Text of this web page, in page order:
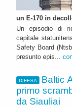
un E-170 in
Un episodio di
capitale
Safety Board
presunto epis...
DIFESA
Baltic
primo
da Siauliai